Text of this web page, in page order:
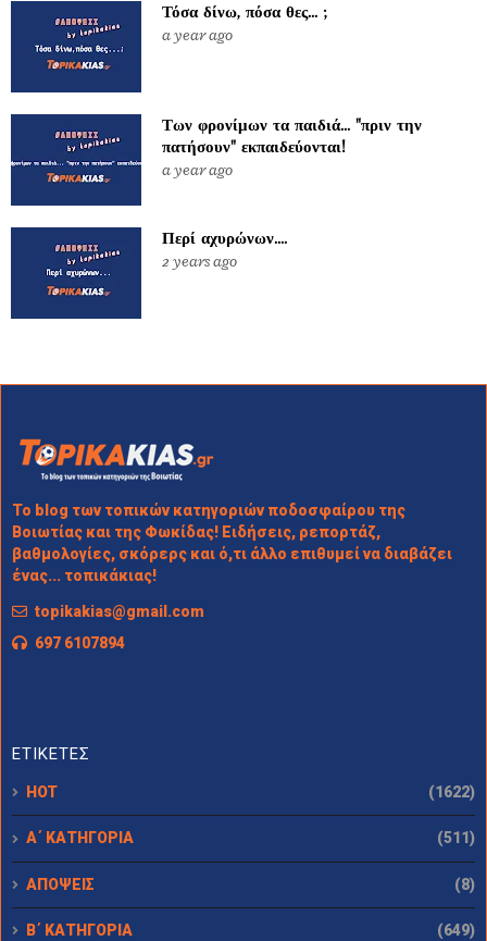
Τόσα δίνω, πόσα θες... ;
a year ago
Των φρονίμων τα παιδιά... "πριν την
πατήσουν" εκπαιδεύονται!
a year ago
Περί αχυρώνων....
2 years ago
Το blog των τοπικών κατηγοριών ποδοσφαίρου της
Βοιωτίας και της Φωκίδας! Ειδήσεις, ρεπορτάζ,
βαθμολογίες, σκόρερς και ό,τι άλλο επιθυμεί να διαβάζει
ένας... τοπικάκιας!
topikakias@gmail.com
697 6107894
ΕΤΙΚΕΤΕΣ
HOT (1622)
Α΄ ΚΑΤΗΓΟΡΙΑ (511)
ΑΠΟΨΕΙΣ (8)
Β΄ ΚΑΤΗΓΟΡΙΑ (649)